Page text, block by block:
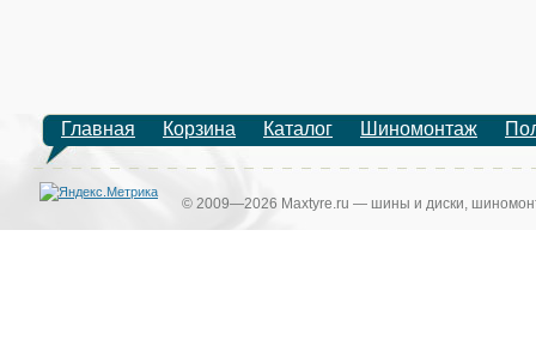
Главная Корзина Каталог Шиномонтаж
© 2009—2026 Maxtyre.ru — шины и диски,